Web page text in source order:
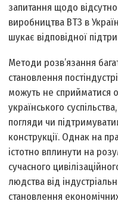
запитання щодо
виробництва ВТЗ в
шукає відповідної
Методи розв’язання
становлення
можуть не сприйматися
українського
погляди чи
конструкції. Однак на
істотно вплинути на
сучасного
людства від
становлення